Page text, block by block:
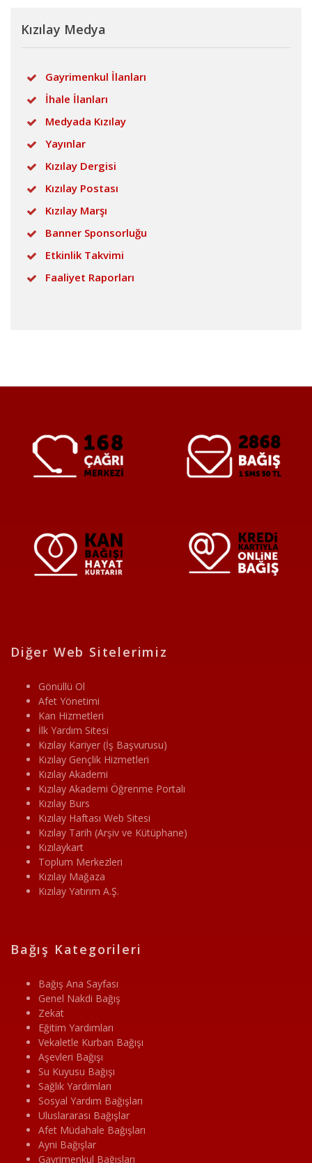
Kızılay Medya
Gayrimenkul İlanları
İhale İlanları
Medyada Kızılay
Yayınlar
Kızılay Dergisi
Kızılay Postası
Kızılay Marşı
Banner Sponsorluğu
Etkinlik Takvimi
Faaliyet Raporları
Diğer Web Sitelerimiz
Gönüllü Ol
Afet Yönetimi
Kan Hizmetleri
İlk Yardım Sitesi
Kızılay Kariyer (İş Başvurusu)
Kızılay Gençlik Hizmetleri
Kızılay Akademi
Kızılay Akademi Öğrenme Portalı
Kızılay Burs
Kızılay Haftası Web Sitesi
Kızılay Tarih (Arşiv ve Kütüphane)
Kızılaykart
Toplum Merkezleri
Kızılay Mağaza
Kızılay Yatırım A.Ş.
Bağış Kategorileri
Bağış Ana Sayfası
Genel Nakdi Bağış
Zekat
Eğitim Yardımları
Vekaletle Kurban Bağışı
Aşevleri Bağışı
Su Kuyusu Bağışı
Sağlık Yardımları
Sosyal Yardım Bağışları
Uluslararası Bağışlar
Afet Müdahale Bağışları
Ayni Bağışlar
Gayrimenkul Bağışları